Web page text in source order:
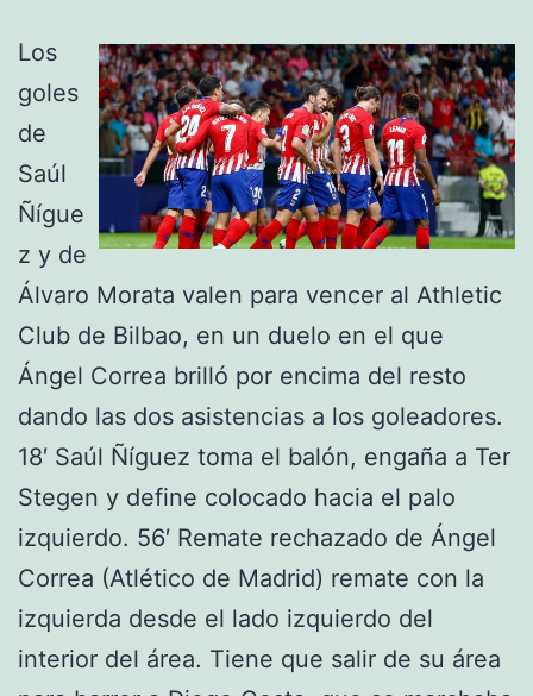
Los
goles
de
Saúl
Ñígue
z y de
Álvaro Morata valen para vencer al Athletic
Club de Bilbao, en un duelo en el que
Ángel Correa brilló por encima del resto
dando las dos asistencias a los goleadores.
18′ Saúl Ñíguez toma el balón, engaña a Ter
Stegen y define colocado hacia el palo
izquierdo. 56′ Remate rechazado de Ángel
Correa (Atlético de Madrid) remate con la
izquierda desde el lado izquierdo del
interior del área. Tiene que salir de su área